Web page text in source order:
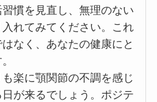
慣を見直し、無理のない
れてみてください。これ
なく、あなたの健康にと
楽に顎関節の不調を感じ
が来るでしょう。ポジテ